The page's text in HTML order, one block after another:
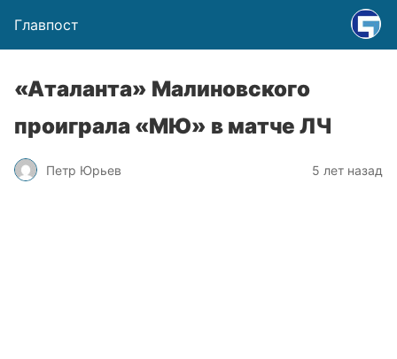
Главпост
«Аталанта» Малиновского
проиграла «МЮ» в матче ЛЧ
Петр Юрьев 5 лет назад